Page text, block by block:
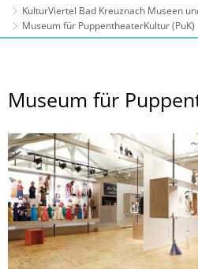
KulturViertel Bad Kreuznach Museen
Museum für PuppentheaterKultur (PuK)
Museum
für
PuppentheaterKultur
(PuK)
Museum für